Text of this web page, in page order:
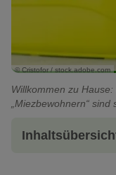
© Cristofor / stock.adobe.com
Willkommen zu
„Miezbewohnern“